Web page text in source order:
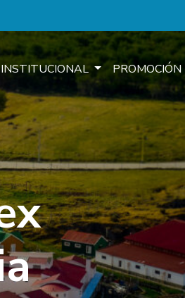
INSTITUCIONAL PROMOCIÓN